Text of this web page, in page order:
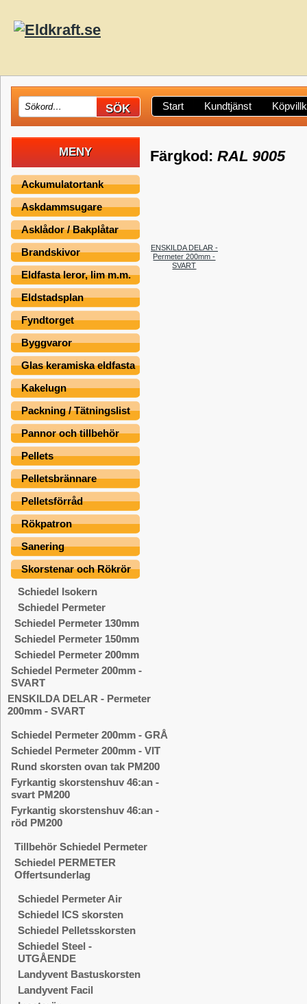
Start Kundtjänst
MENY
Ackumulatortank
Askdammsugare
Asklådor / Bakplåtar
Brandskivor
Eldfasta leror, lim m.m.
Eldstadsplan
Fyndtorget
Byggvaror
Glas keramiska eldfasta
Kakelugn
Packning / Tätningslist
Pannor och tillbehör
Pellets
Pelletsbrännare
Pelletsförråd
Rökpatron
Sanering
Skorstenar och Rökrör
Schiedel Isokern
Schiedel Permeter
Schiedel Permeter 130mm
Schiedel Permeter 150mm
Schiedel Permeter 200mm
Schiedel Permeter 200mm -
SVART
ENSKILDA DELAR - Permeter
200mm - SVART
Schiedel Permeter 200mm - GRÅ
Schiedel Permeter 200mm - VIT
Rund skorsten ovan tak PM200
Fyrkantig skorstenshuv 46:an -
svart PM200
Fyrkantig skorstenshuv 46:an -
röd PM200
Tillbehör Schiedel Permeter
Schiedel PERMETER
Offertsunderlag
Schiedel Permeter Air
Schiedel ICS skorsten
Schiedel Pelletsskorsten
Schiedel Steel -
UTGÅENDE
Landyvent Bastuskorsten
Landyvent Facil
Färgkod: RAL 9005
ENSKILDA DELAR -
Permeter 200mm -
SVART